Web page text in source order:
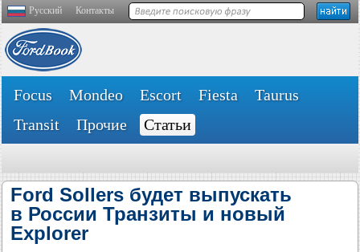
Русский Контакты
Focus Mondeo Escort Fiesta
Taurus
Transit
Прочие Статьи
Ford Sollers будет выпускать
в России Транзиты и новый
Explorer